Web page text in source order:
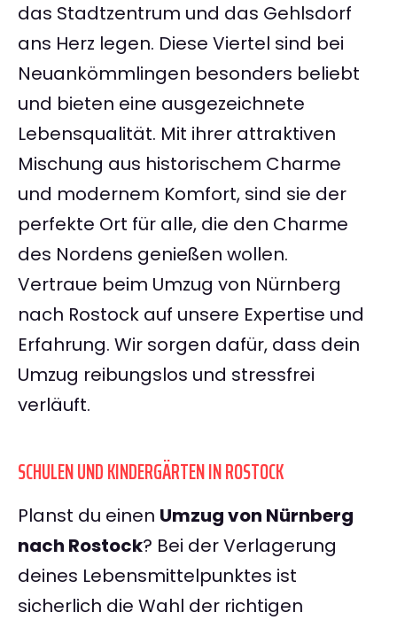
das Stadtzentrum und das Gehlsdorf
ans Herz legen. Diese Viertel sind bei
Neuankömmlingen besonders beliebt
und bieten eine ausgezeichnete
Lebensqualität. Mit ihrer attraktiven
Mischung aus historischem Charme
und modernem Komfort, sind sie der
perfekte Ort für alle, die den Charme
des Nordens genießen wollen.
Vertraue beim Umzug von Nürnberg
nach Rostock auf unsere Expertise und
Erfahrung. Wir sorgen dafür, dass dein
Umzug reibungslos und stressfrei
verläuft.
SCHULEN UND KINDERGÄRTEN IN ROSTOCK
Planst du einen Umzug von Nürnberg
nach Rostock? Bei der Verlagerung
deines Lebensmittelpunktes ist
sicherlich die Wahl der richtigen